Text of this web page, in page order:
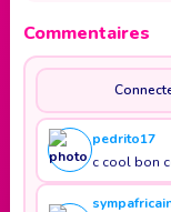
Commentaires
pedrito17
c cool bon